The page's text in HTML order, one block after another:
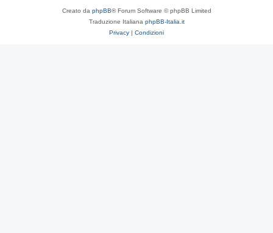
Creato da phpBB® Forum Software © phpBB Limited
Traduzione Italiana phpBB-Italia.it
Privacy | Condizioni